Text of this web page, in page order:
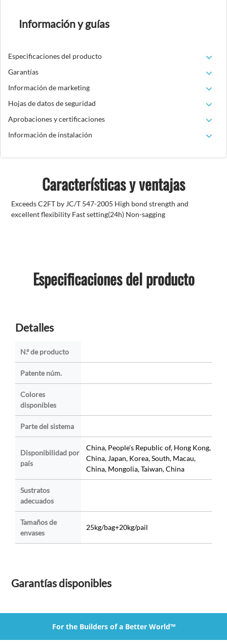
Información y guías
Especificaciones del producto
Garantías
Información de marketing
Hojas de datos de seguridad
Aprobaciones y certificaciones
Información de instalación
Características y ventajas
Exceeds C2FT by JC/T 547-2005 High bond strength and
excellent flexibility Fast setting(24h) Non-sagging
Especificaciones del producto
Detalles
N.º de producto
Patente núm.
Colores
disponibles
Parte del sistema
Disponibilidad por
país
China, People's Republic of, Hong Kong,
China, Japan, Korea, South, Macau,
China, Mongolia, Taiwan, China
Sustratos
adecuados
Tamaños de
envases
25kg/bag+20kg/pail
Garantías disponibles
For the Builders of a Better World™